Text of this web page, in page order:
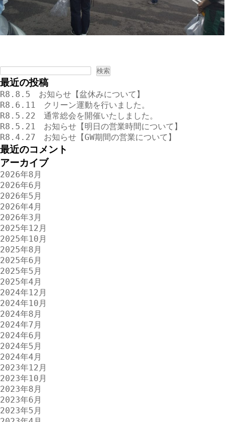
検
索:
最近の投稿
R8.8.5 お知らせ【盆休みについて】
R8.6.11 クリーン運動を行いました。
R8.5.22 通常総会を開催いたしました。
R8.5.21 お知らせ【明日の営業時間について】
R8.4.27 お知らせ【GW期間の営業について】
最近のコメント
アーカイブ
2026年8月
2026年6月
2026年5月
2026年4月
2026年3月
2025年12月
2025年10月
2025年8月
2025年6月
2025年5月
2025年4月
2024年12月
2024年10月
2024年8月
2024年7月
2024年6月
2024年5月
2024年4月
2023年12月
2023年10月
2023年8月
2023年6月
2023年5月